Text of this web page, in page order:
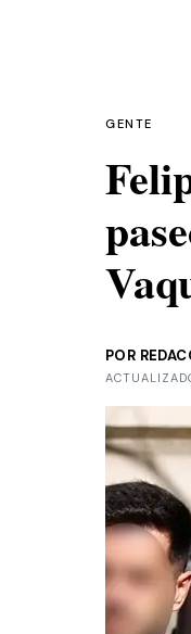
GENTE
POR